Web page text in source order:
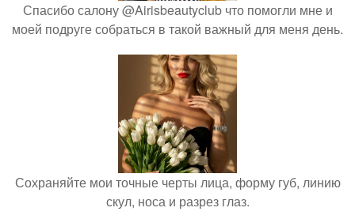
Спасибо салону @Airisbeautyclub что помогли мне и
моей подруге собраться в такой важный для меня день.
Сохраняйте мои точные черты лица, форму губ, линию
скул, носа и разрез глаз.